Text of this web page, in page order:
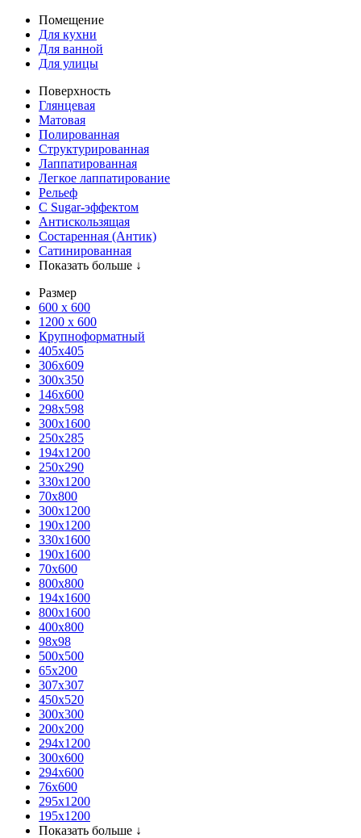
Помещение
Для кухни
Для ванной
Для улицы
Поверхность
Глянцевая
Матовая
Полированная
Структурированная
Лаппатированная
Легкое лаппатирование
Рельеф
С Sugar-эффектом
Антискользящая
Состаренная (Антик)
Сатинированная
Показать больше ↓
Размер
600 х 600
1200 х 600
Крупноформатный
405x405
306x609
300x350
146x600
298x598
300x1600
250x285
194x1200
250x290
330x1200
70x800
300x1200
190x1200
330x1600
190x1600
70x600
800x800
194x1600
800x1600
400х800
98x98
500x500
65x200
307x307
450x520
300x300
200x200
294x1200
300x600
294x600
76х600
295х1200
195х1200
Показать больше ↓